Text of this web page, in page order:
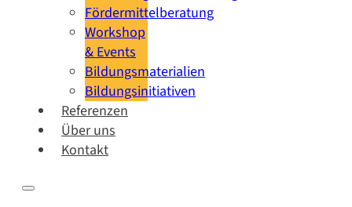
Fördermittelberatung
Workshop
& Events
Bildungsmaterialien
Bildungsinitiativen
Referenzen
Über uns
Kontakt